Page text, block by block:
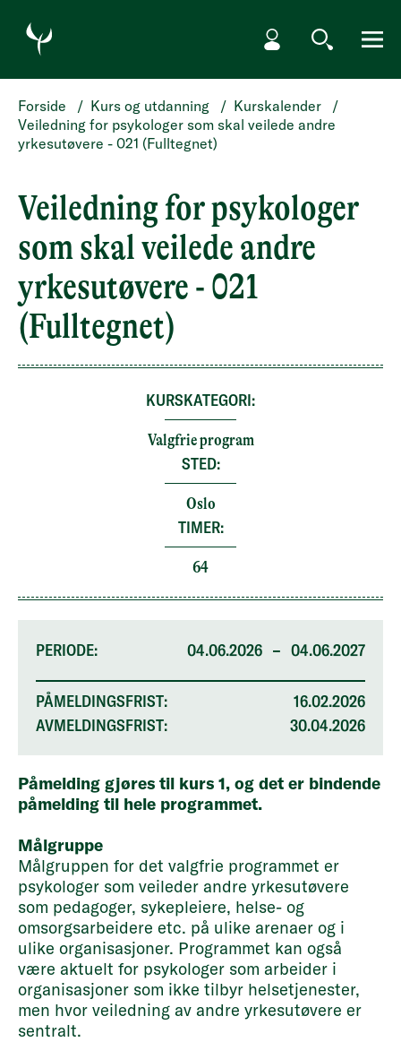
HOPP TIL HOVEDINNHOLD
Min side
Søk Meny
Forside / Kurs og utdanning / Kurskalender
/
Veiledning for psykologer som skal veilede andre
yrkesutøvere - 021 (Fulltegnet)
Veiledning for psykologer
som skal veilede andre
yrkesutøvere - 021
(Fulltegnet)
KURSKATEGORI:
Valgfrie program
STED:
Oslo
TIMER:
64
PERIODE: 04.06.2026 – 04.06.2027
PÅMELDINGSFRIST:
16.02.2026
AVMELDINGSFRIST:
30.04.2026
Påmelding gjøres til kurs 1, og det er bindende
påmelding til hele programmet.
Målgruppe
Målgruppen for det valgfrie programmet er
psykologer som veileder andre yrkesutøvere
som pedagoger, sykepleiere, helse- og
omsorgsarbeidere etc. på ulike arenaer og i
ulike organisasjoner. Programmet kan også
være aktuelt for psykologer som arbeider i
organisasjoner som ikke tilbyr helsetjenester,
men hvor veiledning av andre yrkesutøvere er
sentralt.